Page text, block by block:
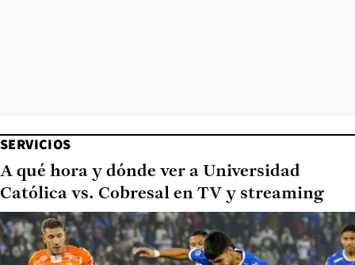
SERVICIOS
A qué hora y dónde ver a Universidad
Católica vs. Cobresal en TV y streaming